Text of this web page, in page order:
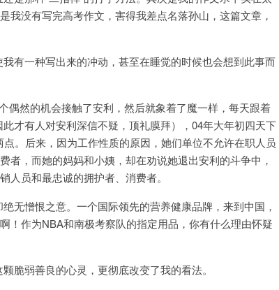
我没有写完高考作文，害得我差点名落孙山，这篇文章，
有一种写出来的冲动，甚至在睡觉的时候也会想到此事而
偶然的机会接触了安利，然后就象着了魔一样，每天跟着
才有人对安利深信不疑，顶礼膜拜），04年大年初四天下
。后来，因为工作性质的原因，她们单位不允许在职人员
者，而她的妈妈和小姨，却在劝说她退出安利的斗争中，
人员和最忠诚的拥护者、消费者。
无憎恨之意。一个国际领先的营养健康品牌，来到中国，
！作为NBA和南极考察队的指定用品，你有什么理由怀疑
脆弱善良的心灵，更彻底改变了我的看法。